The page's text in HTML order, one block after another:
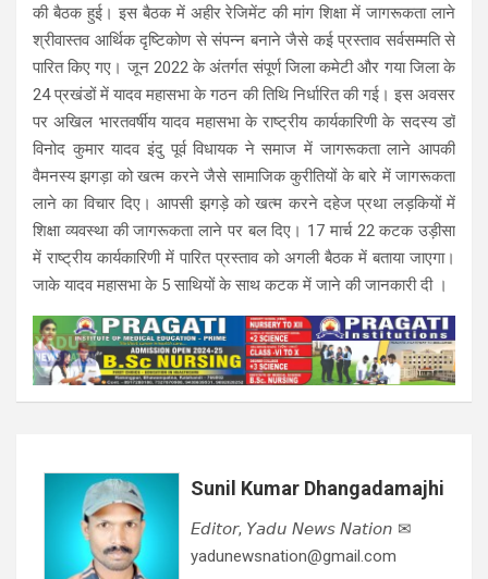
की बैठक हुई। इस बैठक में अहीर रेजिमेंट की मांग शिक्षा में जागरूकता लाने
श्रीवास्तव आर्थिक दृष्टिकोण से संपन्न बनाने जैसे कई प्रस्ताव सर्वसम्मति से
पारित किए गए। जून 2022 के अंतर्गत संपूर्ण जिला कमेटी और गया जिला के
24 प्रखंडों में यादव महासभा के गठन की तिथि निर्धारित की गई। इस अवसर
पर अखिल भारतवर्षीय यादव महासभा के राष्ट्रीय कार्यकारिणी के सदस्य डॉ
विनोद कुमार यादव इंदु पूर्व विधायक ने समाज में जागरूकता लाने आपकी
वैमनस्य झगड़ा को खत्म करने जैसे सामाजिक कुरीतियों के बारे में जागरूकता
लाने का विचार दिए। आपसी झगड़े को खत्म करने दहेज प्रथा लड़कियों में
शिक्षा व्यवस्था की जागरूकता लाने पर बल दिए। 17 मार्च 22 कटक उड़ीसा
में राष्ट्रीय कार्यकारिणी में पारित प्रस्ताव को अगली बैठक में बताया जाएगा।
जाके यादव महासभा के 5 साथियों के साथ कटक में जाने की जानकारी दी ।
Sunil Kumar Dhangadamajhi
𝘌𝘥𝘪𝘵𝘰𝘳, 𝘠𝘢𝘥𝘶 𝘕𝘦𝘸𝘴 𝘕𝘢𝘵𝘪𝘰𝘯 ✉
yadunewsnation@gmail.com